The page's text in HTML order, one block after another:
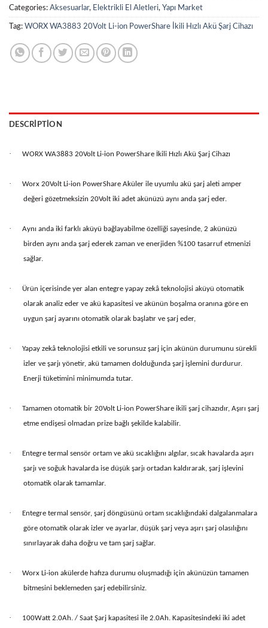
Categories: Aksesuarlar, Elektrikli El Aletleri, Yapı Market
Tag: WORX WA3883 20Volt Li-ion PowerShare İkili Hızlı Akü Şarj Cihazı
DESCRIPTION
· WORX WA3883 20Volt Li-ion PowerShare İkili Hızlı Akü Şarj Cihazı
·
Worx 20Volt Li-ion PowerShare Aküler ile uyumlu akü şarj aleti amper
değeri gözetmeksizin 20Volt iki adet akünüzü aynı anda şarj eder.
·
Aynı anda iki farklı aküyü bağlayabilme özelliği sayesinde, 2 akünüzü
birden aynı anda şarj ederek zaman ve enerjiden %100 tasarruf etmenizi
sağlar.
·
Ürün içerisinde yer alan entegre yapay zekâ teknolojisi aküyü otomatik
olarak analiz eder ve akü kapasitesi ve akünün boşalma oranına göre en
uygun şarj ayarını otomatik olarak başlatır ve şarj eder,
·
Yapay zekâ teknolojisi etkili ve sorunsuz şarj için akünün durumunu sürekli
izler ve şarjı yönetir, akü tamamen dolduğunda şarj işlemini durdurur.
Enerji tüketimini minimumda tutar.
·
Tamamen otomatik bir 20Volt Li-ion PowerShare ikili şarj cihazıdır, Aşırı şarj
etme endişesi olmadan prize bağlı şekilde kalabilir.
·
Entegre termal sensör ortam ve akü sıcaklığını algılar, sıcak havalarda aşırı
şarjı ve soğuk havalarda ise düşük şarjı ortadan kaldırarak, şarj işlevini
otomatik olarak tamamlar.
·
Entegre termal sensör, şarj döngüsünü ortam sıcaklığındaki dalgalanmalara
göre otomatik olarak izler ve ayarlar, düşük şarj veya aşırı şarj olasılığını
sınırlayarak daha doğru ve tam şarj sağlar.
·
Worx Li-ion akülerde hafıza durumu oluşmadığı için akünüzün tamamen
bitmesini beklemeden şarj edebilirsiniz.
· 100Watt 2.0Ah. / Saat Şarj kapasitesi ile 2.0Ah. Kapasitesindeki iki adet